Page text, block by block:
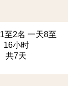
至2名 一天8至
16小时
共7天